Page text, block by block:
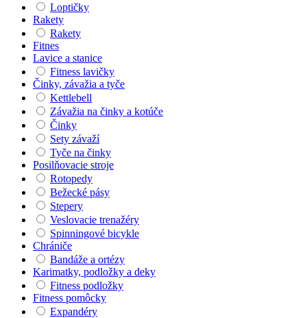
Loptičky
Rakety
Rakety
Fitnes
Lavice a stanice
Fitness lavičky
Činky, závažia a tyče
Kettlebell
Závažia na činky a kotúče
Činky
Sety závaží
Tyče na činky
Posilňovacie stroje
Rotopedy
Bežecké pásy
Stepery
Veslovacie trenažéry
Spinningové bicykle
Chrániče
Bandáže a ortézy
Karimatky, podložky a deky
Fitness podložky
Fitness pomôcky
Expandéry